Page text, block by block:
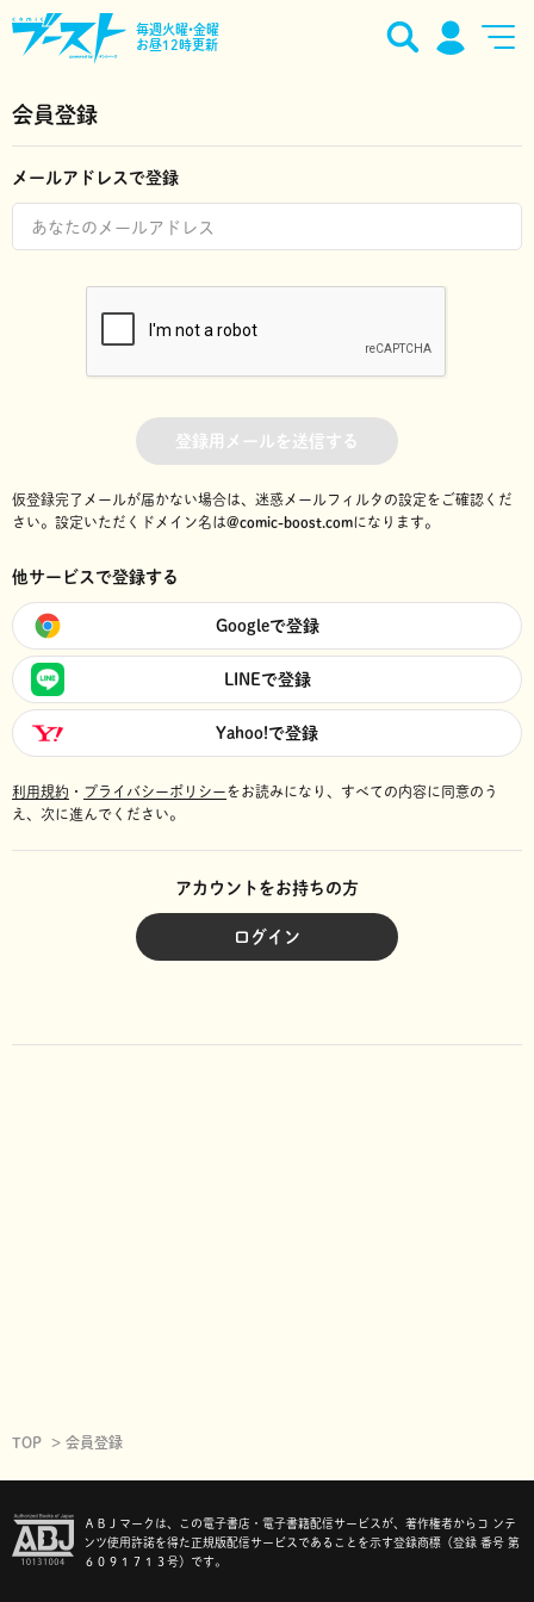
毎週火曜•金曜
お昼12時更新
会員登録
メールアドレスで登録
登録用メールを送信する
仮登録完了メールが届かない場合は、迷惑メールフィルタの設定をご確認くだ
さい。 設定いただくドメイン名は@comic-boost.comになります。
他サービスで登録する
Googleで登録
LINEで登録
Yahoo!で登録
利用規約 ・ プライバシーポリシーをお読みになり、 すべての内容に同意のう
え、次に進んでください。
アカウントをお持ちの方
ログイン
TOP 会員登録
ＡＢＪマークは、この電子書店・電子書籍配信サービスが、著作権者からコ ンテ
ンツ使用許諾を得た正規版配信サービスであることを示す登録商標（登録 番号 第
６０９１７１３号）です。